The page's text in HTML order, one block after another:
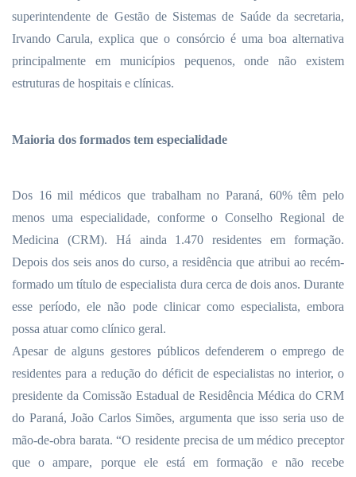
superintendente de Gestão de Sistemas de Saúde da secretaria,
Irvando Carula, explica que o consórcio é uma boa alternativa
principalmente em municípios pequenos, onde não existem
estruturas de hospitais e clínicas.
Maioria dos formados tem especialidade
Dos 16 mil médicos que trabalham no Paraná, 60% têm pelo
menos uma especialidade, conforme o Conselho Regional de
Medicina (CRM). Há ainda 1.470 residentesem formação.
Depois dos seis anos do curso, a residência que atribui ao recém-
formado um título de especialista dura cerca de dois anos. Durante
esse período, ele não pode clinicar como especialista, embora
possa atuar como clínico geral.
Apesar de alguns gestores públicos defenderem o emprego de
residentes para a redução do déficit de especialistas no interior, o
presidente da Comissão Estadual de Residência Médica do CRM
do Paraná, João Carlos Simões, argumenta que isso seria uso de
mão-de-obra barata. “O residente precisa de um médico preceptor
que o ampare, porque ele está em formação e não recebe